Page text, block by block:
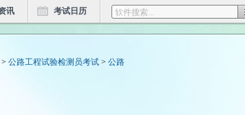
讯 考试日历
> 公路工程试验检测员考试 > 公路